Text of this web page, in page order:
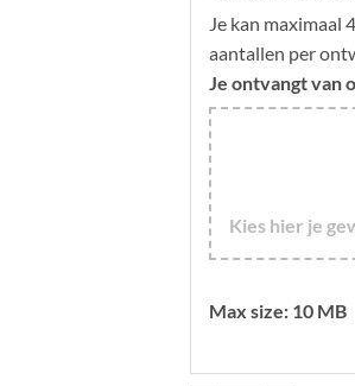
Je kan
aantallen per
Je ontvangt van
Kies hier je
Max size: 10 MB